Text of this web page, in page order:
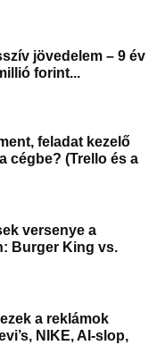
jövedelem – 9 év
forint...
feladat kezelő
cégbe? (Trello és a
versenye a
Burger King vs.
a reklámok
NIKE, AI-slop,